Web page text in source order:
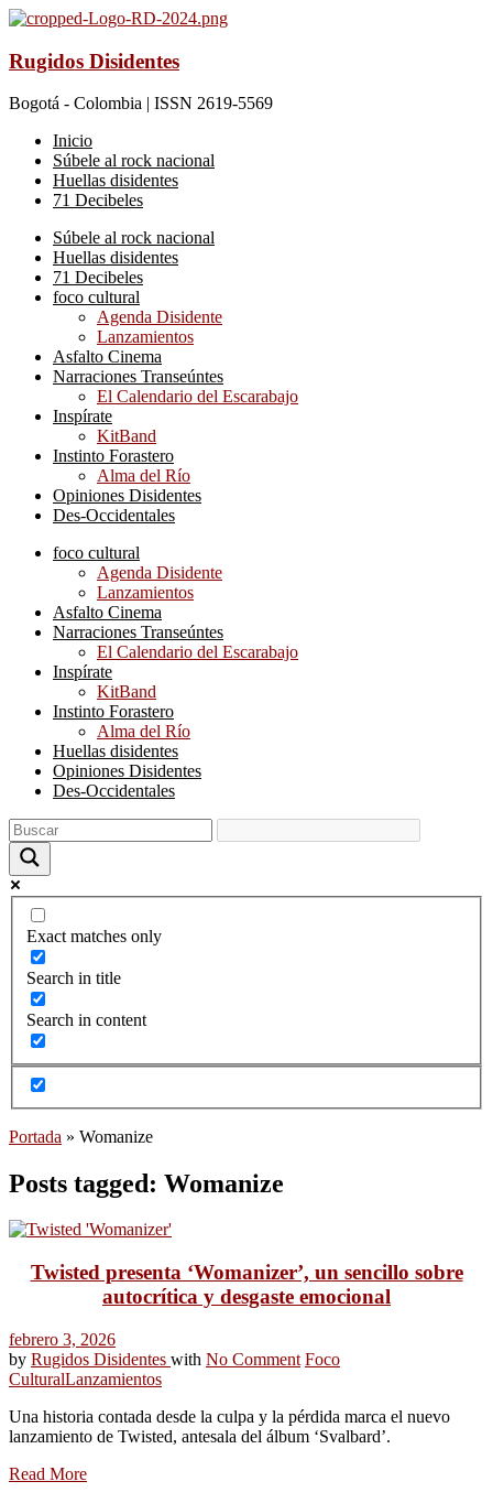
Rugidos Disidentes
Bogotá - Colombia | ISSN 2619-5569
Inicio
Súbele al rock nacional
Huellas disidentes
71 Decibeles
Súbele al rock nacional
Huellas disidentes
71 Decibeles
foco cultural
Agenda Disidente
Lanzamientos
Asfalto Cinema
Narraciones Transeúntes
El Calendario del Escarabajo
Inspírate
KitBand
Instinto Forastero
Alma del Río
Opiniones Disidentes
Des-Occidentales
foco cultural
Agenda Disidente
Lanzamientos
Asfalto Cinema
Narraciones Transeúntes
El Calendario del Escarabajo
Inspírate
KitBand
Instinto Forastero
Alma del Río
Huellas disidentes
Opiniones Disidentes
Des-Occidentales
Exact matches only
Search in title
Search in content
Portada » Womanize
Posts tagged: Womanize
Twisted presenta ‘Womanizer’, un sencillo sobre
autocrítica y desgaste emocional
febrero 3, 2026
by Rugidos Disidentes with No Comment Foco
CulturalLanzamientos
Una historia contada desde la culpa y la pérdida marca el nuevo
lanzamiento de Twisted, antesala del álbum ‘Svalbard’.
Read More